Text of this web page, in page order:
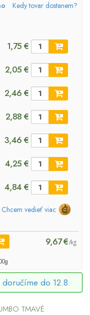
Kedy tovar dostanem?
1,75 €
2,05 €
2,46 €
2,88 €
3,46 €
4,25 €
4,84 €
Chcem vedieť viac
9,67 €/kg
doručíme do 12.8.
TMAVÉ